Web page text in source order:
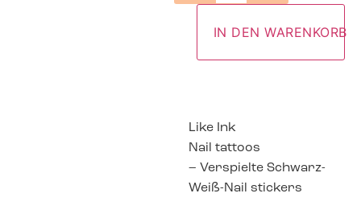
IN DEN WARENKORB
Like Ink
Nail tattoos
– Verspielte Schwarz-
Weiß-Nail stickers